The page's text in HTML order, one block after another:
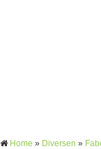
Home » Diversen »